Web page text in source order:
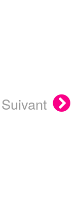
Suivant